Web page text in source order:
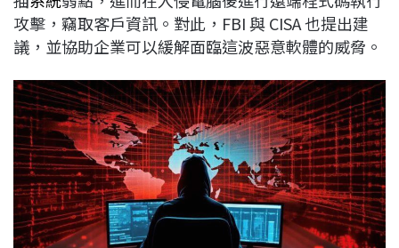
攻擊，竊取客戶資訊。對此，FBI 與 CISA 也提出建
議，並協助企業可以緩解面臨這波惡意軟體的威脅。